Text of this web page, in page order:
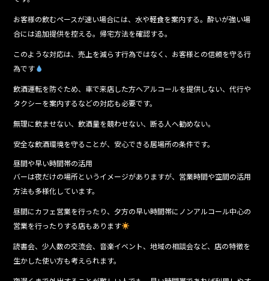
お客様の飲むペースが速い場合には、水や軽食を案内する。酔いが強い場
合には追加提供を控える。帰宅方法を確認する。
このような対応は、売上を減らす行為ではなく、お客様との信頼を守る行
為です
飲酒運転を防ぐため、車で来店した方へアルコールを提供しない、代行や
タクシーを案内するなどの対応も必要です。
無理に飲ませない、飲酒量を競わせない、断る人へ勧めない。
安全な飲酒環境を守ることが、安心できる居場所の条件です。
昼間や早い時間帯の活用
バーは夜だけの場所というイメージがありますが、営業時間や空間の活用
方法も多様化しています。
昼間にカフェ営業を行ったり、夕方の早い時間帯にノンアルコール中心の
営業を行ったりする店もあります
読書会、少人数の交流会、音楽イベント、地域の相談会など、店の特徴を
生かした使い方も考えられます。